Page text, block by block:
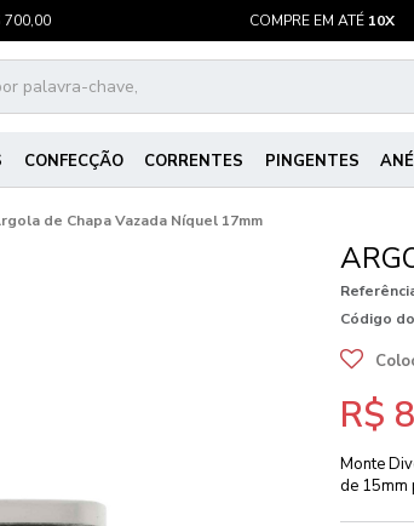
700,00 COMPRE EM ATÉ 10X
CONFECÇÃO CORRENTES PINGENTES
de Chapa Vazada Níquel 17mm
Código
R$
Monte
de 15mm